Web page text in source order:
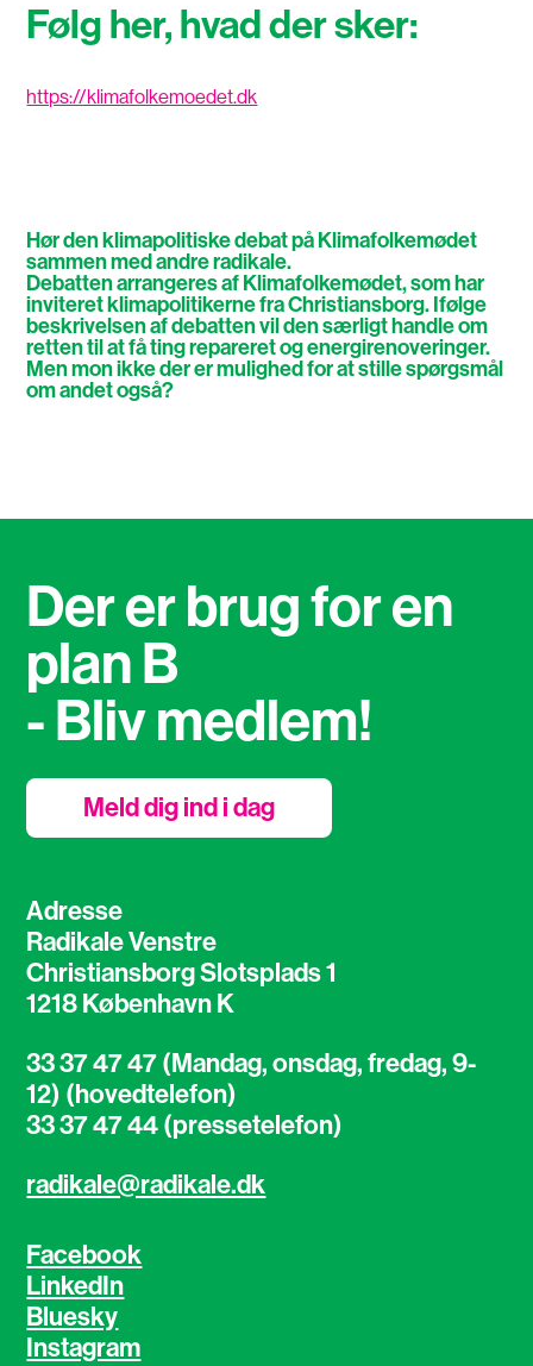
Følg her, hvad der sker:
https://klimafolkemoedet.dk
Hør den klimapolitiske debat på Klimafolkemødet
sammen med andre radikale.
Debatten arrangeres af Klimafolkemødet, som har
inviteret klimapolitikerne fra Christiansborg. Ifølge
beskrivelsen af debatten vil den særligt handle om
retten til at få ting repareret og energirenoveringer.
Men mon ikke der er mulighed for at stille spørgsmål
om andet også?
Adresse
Radikale Venstre
Christiansborg Slotsplads 1
1218 København K
33 37 47 47 (Mandag, onsdag, fredag, 9-
12) (hovedtelefon)
33 37 47 44 (pressetelefon)
radikale@radikale.dk
Facebook
LinkedIn
Bluesky
Instagram
Der er brug for en
plan B
- Bliv medlem!
Meld dig ind i dag